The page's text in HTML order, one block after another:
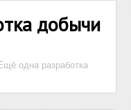
добычи
одна разработка